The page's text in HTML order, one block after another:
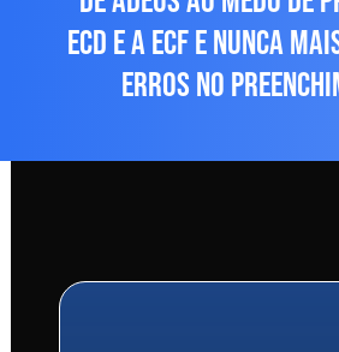
ECD E A ECF E NUNCA
ERROS NO